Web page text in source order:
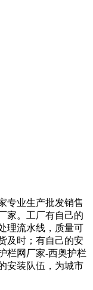
专业生产批发销售
家。工厂有自己的
理流水线，质量可
及时；有自己的安
栏网厂家-西奥护栏
安装队伍，为城市